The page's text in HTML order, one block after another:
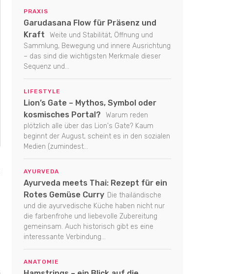
PRAXIS
Garudasana Flow für Präsenz und
Kraft
Weite und Stabilität, Öffnung und
Sammlung, Bewegung und innere Ausrichtung
– das sind die wichtigsten Merkmale dieser
Sequenz und...
LIFESTYLE
Lion’s Gate – Mythos, Symbol oder
kosmisches Portal?
Warum reden
plötzlich alle über das Lion's Gate? Kaum
beginnt der August, scheint es in den sozialen
Medien (zumindest...
AYURVEDA
Ayurveda meets Thai: Rezept für ein
Rotes Gemüse Curry Die thailändische
und die ayurvedische Küche haben nicht nur
die farbenfrohe und liebevolle Zubereitung
gemeinsam. Auch historisch gibt es eine
interessante Verbindung...
ANATOMIE